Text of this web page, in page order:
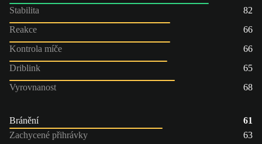
Stabilita
82
Reakce
66
Kontrola míče
66
Driblink
65
Vyrovnanost
68
Bránění
61
Zachycené přihrávky
63